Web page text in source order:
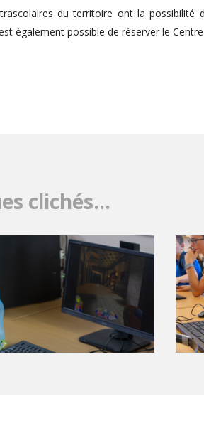
du territoire ont la
également possible de réserver le
clichés…